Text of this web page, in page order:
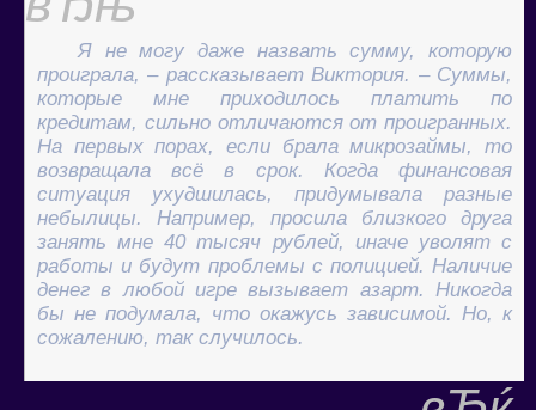
Я не могу даже назвать сумму, которую
проиграла, – рассказывает Виктория. – Суммы,
которые мне приходилось платить по
кредитам, сильно отличаются от проигранных.
На первых порах, если брала микрозаймы, то
возвращала всё в срок. Когда финансовая
ситуация ухудшилась, придумывала разные
небылицы. Например, просила близкого друга
занять мне 40 тысяч рублей, иначе уволят с
работы и будут проблемы с полицией. Наличие
денег в любой игре вызывает азарт. Никогда
бы не подумала, что окажусь зависимой. Но, к
сожалению, так случилось.